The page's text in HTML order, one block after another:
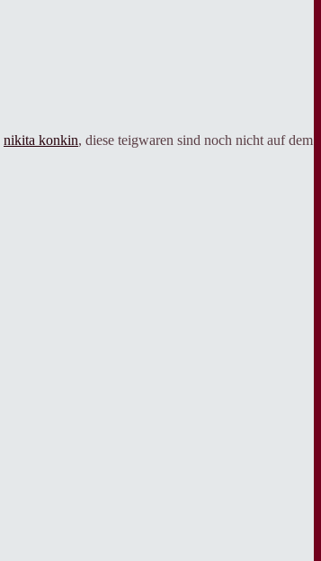
nikita konkin, diese teigwaren sind noch nicht auf dem